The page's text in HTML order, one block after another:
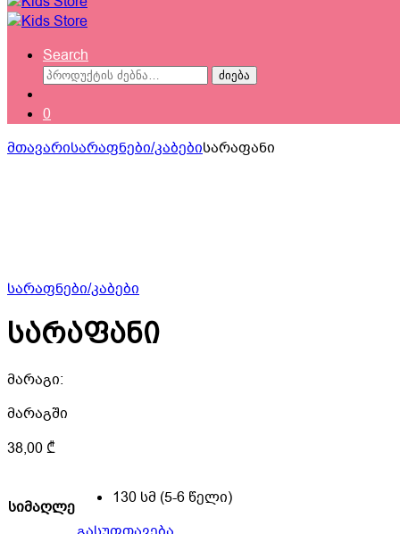
Search
ძებნა:
ძიება
0
მთავარისარაფნები/კაბებისარაფანი
სარაფნები/კაბები
სარაფანი
მარაგი:
მარაგში
38,00₾
სიმაღლე
130 სმ (5-6 წელი)